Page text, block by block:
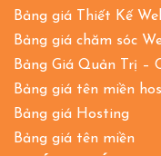
Bảng giá Thiết Kế
Bảng giá chăm sóc
Bảng Giá Quản Trị –
Bảng giá tên miền
Bảng giá Hosting
Bảng giá tên miền